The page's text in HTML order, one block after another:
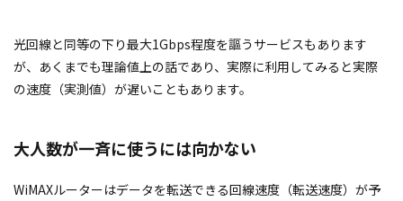
光回線と同等の下り最大1Gbps程度を謳うサービスもあります
が、あくまでも理論値上の話であり、実際に利用してみると実際
の速度（実測値）が遅いこともあります。
大人数が一斉に使うには向かない
WiMAXルーターはデータを転送できる回線速度（転送速度）が予